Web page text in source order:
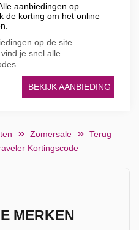
aanbiedingen op
de korting om het online
op de site
je snel alle
BEKIJK AANBIEDING
Zomersale
Terug
Kortingscode
MERKEN